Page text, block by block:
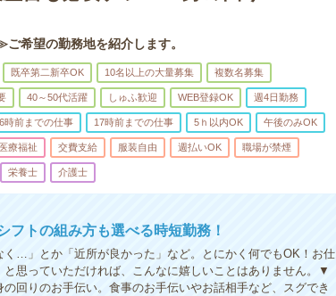
希望の勤務地を紹介します。
既卒第二新卒OK 10名以上の大量募集 複数名募集
40～50代活躍 しゅふ歓迎 WEB登録OK 週4日勤務
時前までの仕事 17時前までの仕事 5ｈ以内OK 午後のみOK
医療福祉 交費支給 服装自由 週払いOK 職場が禁煙
栄養士 介護士
トの組み方も選べる時短勤務！
…」とか「近所が良かった」など。とにかく何でもOK！お仕
思っていただければ、こんなに嬉しいことはありません。▼
回りのお手伝い。食事のお手伝いやお話相手など、スグでき